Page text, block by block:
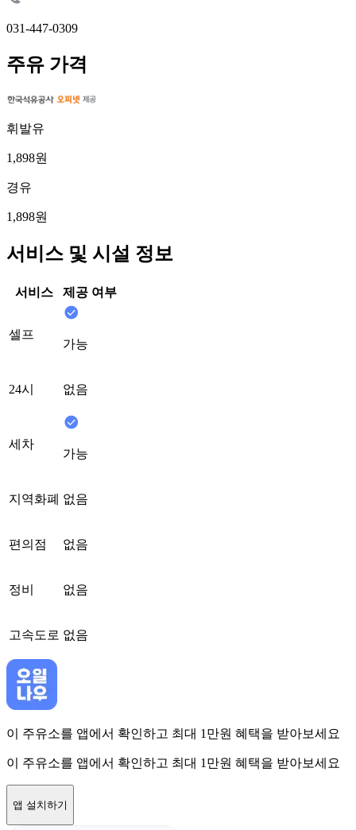
031-447-0309
주유 가격
휘발유
1,898원
경유
1,898원
서비스 및 시설 정보
서비스 제공 여부
셀프
가능
24시 없음
세차
가능
지역화폐 없음
편의점 없음
정비 없음
고속도로 없음
이 주유소를 앱에서 확인하고 최대 1만원 혜택을 받아보세요
이 주유소를 앱에서 확인하고 최대 1만원 혜택을 받아보세요
앱 설치하기